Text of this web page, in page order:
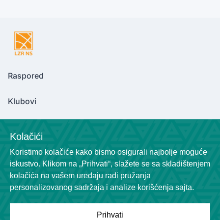
Raspored
Klubovi
Contact Us
Location
Ćirila i Metodija 11, Novi Sad
Kolačići
Koristimo kolačiće kako bismo osigurali najbolje moguće
iskustvo. Klikom na „Prihvati“, slažete se sa skladištenjem
kolačića na vašem uređaju radi pružanja
personalizovanog sadržaja i analize korišćenja sajta.
Prihvati